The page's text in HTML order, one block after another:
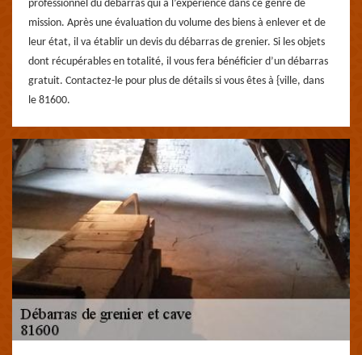
professionnel du débarras qui a l’expérience dans ce genre de
mission. Après une évaluation du volume des biens à enlever et de
leur état, il va établir un devis du débarras de grenier. Si les objets
dont récupérables en totalité, il vous fera bénéficier d’un débarras
gratuit. Contactez-le pour plus de détails si vous êtes à {ville, dans
le 81600.